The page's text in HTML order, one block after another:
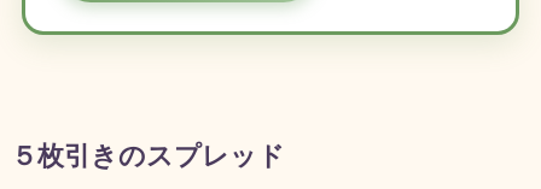
５枚引きのスプレッド